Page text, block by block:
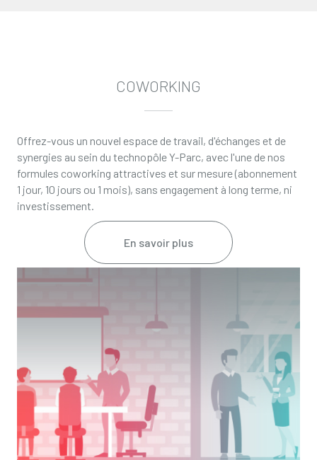
COWORKING
Offrez-vous un nouvel espace de travail, d'échanges et de
synergies au sein du technopôle Y-Parc, avec l'une de nos
formules coworking attractives et sur mesure (abonnement
1 jour, 10 jours ou 1 mois), sans engagement à long terme, ni
investissement.
En savoir plus